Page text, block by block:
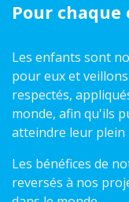
Pour
Les enfants sont
pour eux et
respectés,
monde, afin qu'ils
atteindre leur plein
Les bénéfices de
reversés à nos